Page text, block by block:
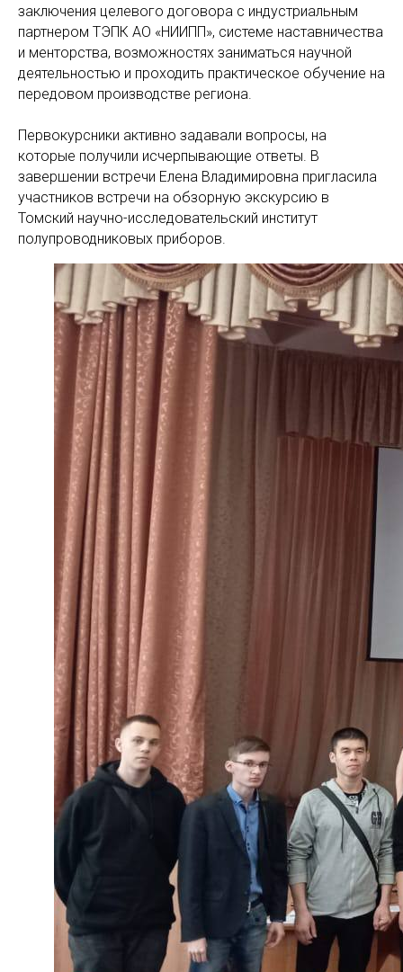
заключения целевого договора с индустриальным
партнером ТЭПК АО «НИИПП», системе наставничества
и менторства, возможностях заниматься научной
деятельностью и проходить практическое обучение на
передовом производстве региона.
Первокурсники активно задавали вопросы, на
которые получили исчерпывающие ответы. В
завершении встречи Елена Владимировна пригласила
участников встречи на обзорную экскурсию в
Томский научно-исследовательский институт
полупроводниковых приборов.